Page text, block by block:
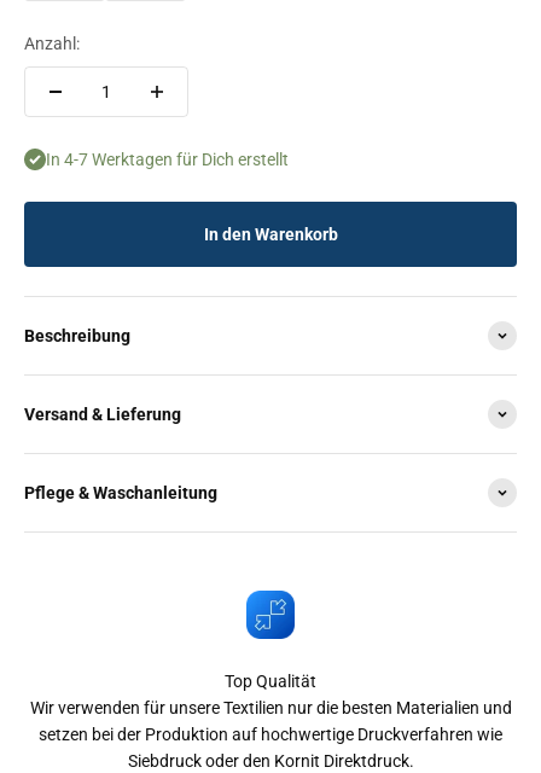
Anzahl:
In 4-7 Werktagen für Dich erstellt
In den Warenkorb
Beschreibung
Versand & Lieferung
Pflege & Waschanleitung
Top Qualität
Wir verwenden für unsere Textilien nur die besten Materialien und
setzen bei der Produktion auf hochwertige Druckverfahren wie
Siebdruck oder den Kornit Direktdruck.